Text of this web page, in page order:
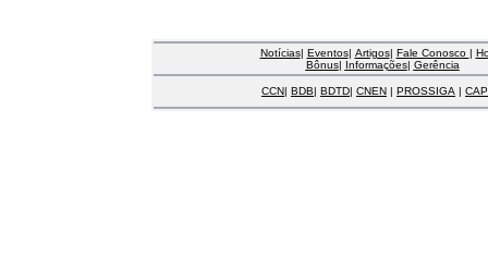
Notícias| Eventos| Artigos| Fale Conosco |
Bônus| Informações| Gerência
CCN| BDB| BDTD| CNEN | PROSSIGA |